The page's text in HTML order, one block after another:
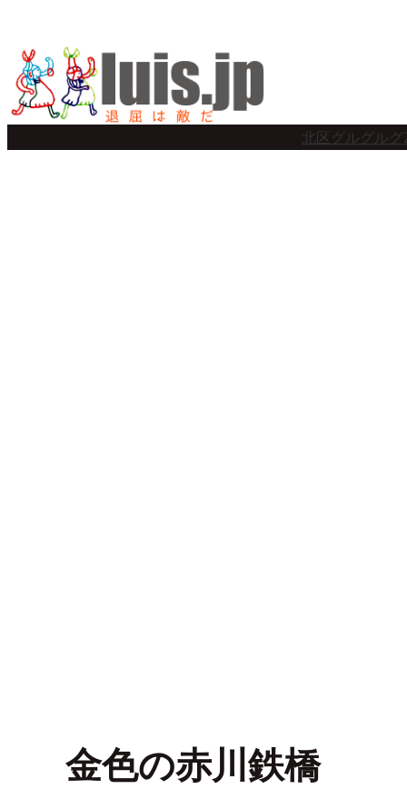
容
を
ス
北区グルグルグ
金色の赤川鉄橋